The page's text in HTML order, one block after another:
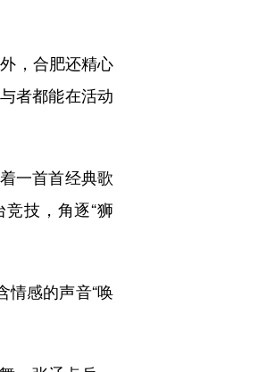
，合肥还精心
者都能在活动
一首首经典歌
技，角逐“狮
感的声音“唤